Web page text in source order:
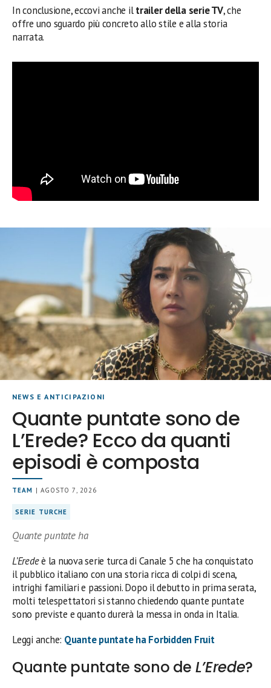
In conclusione, eccovi anche iltrailer della serie TV, che
offre uno sguardo più concreto allo stile e alla storia
narrata.
NEWS E ANTICIPAZIONI
Quante puntate sono de
L’Erede? Ecco da quanti
episodi è composta
TEAM | AGOSTO 7, 2026
SERIE TURCHE
Quante puntate ha
L’Eredeè la nuova serie turca di Canale 5 che ha conquistato
il pubblico italiano con una storia ricca di colpi di scena,
intrighi familiari e passioni. Dopo il debutto in prima serata,
molti telespettatori si stanno chiedendo quante puntate
sono previste e quanto durerà la messa in onda in Italia.
Leggi anche: Quante puntate ha Forbidden Fruit
Quante puntate sono de L’Erede?